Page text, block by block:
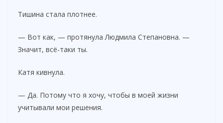
Тишина стала плотнее.
— Вот как, — протянула Людмила Степановна. —
Значит, всё-таки ты.
Катя кивнула.
— Да. Потому что я хочу, чтобы в моей жизни
учитывали мои решения.